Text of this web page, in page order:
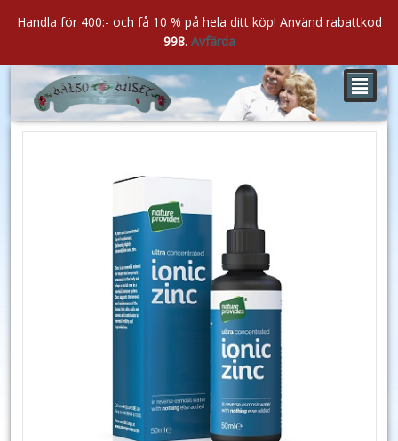
²
Handla för 400:- och få 10 % på hela ditt köp! Använd rabattkod
998. Avfärda